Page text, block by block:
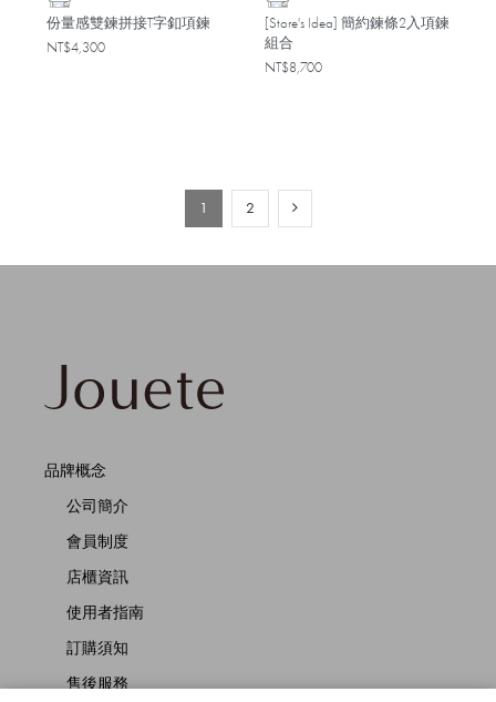
份量感雙鍊拼接T字釦項鍊
NT$4,300
[Store's Idea] 簡約鍊條2入項鍊
組合
NT$8,700
1 2
品牌概念
公司簡介
會員制度
店櫃資訊
使用者指南
訂購須知
售後服務